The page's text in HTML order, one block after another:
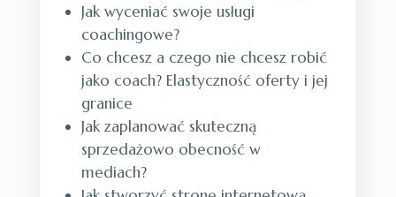
Jak wyceniać swoje usługi
coachingowe?
Co chcesz a czego nie chcesz robić
jako coach? Elastyczność oferty i jej
granice
Jak zaplanować skuteczną
sprzedażowo obecność w
mediach?